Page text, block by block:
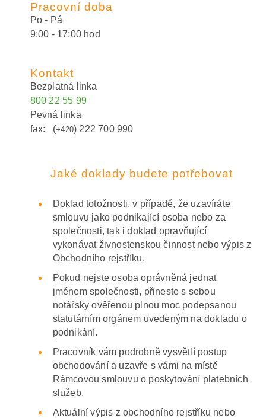
Pracovní doba
Po - Pá
9:00 - 17:00 hod
Kontakt
Bezplatná linka
800 22 55 99
Pevná linka
fax: (+420) 222 700 990
Jaké doklady budete potřebovat
Doklad totožnosti, v případě, že uzavíráte
smlouvu jako podnikající osoba nebo za
společnosti, tak i doklad opravňující
vykonávat živnostenskou činnost nebo výpis z
Obchodního rejstříku.
Pokud nejste osoba oprávněná jednat
jménem společnosti, přineste s sebou
notářsky ověřenou plnou moc podepsanou
statutárním orgánem uvedeným na dokladu o
podnikání.
Pracovník vám podrobně vysvětlí postup
obchodování a uzavře s vámi na místě
Rámcovou smlouvu o poskytování platebních
služeb.
Aktuální výpis z obchodního rejstříku nebo